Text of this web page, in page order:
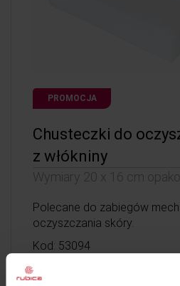
PROMOCJA
Chusteczki do
z włókniny
Wymiary 20 x 16 cm
Polecane do zabiegów
oczyszczania skóry.
Kod: 53094